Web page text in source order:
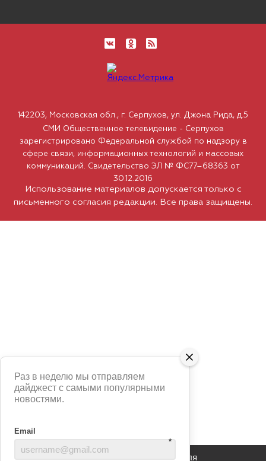
Использование материалов допускается только с
письменного согласия редакции. Все права защищены.
142203, Московская обл., г. Серпухов, ул. Джона Рида, д.5
СМИ Общественное телевидение - Серпухов
зарегистрировано Федеральной службой по надзору в
сфере связи, информационных технологий и массовых
коммуникаций. Свидетельство ЭЛ № ФС77–68363 от
30.12.2016
Раз в неделю мы отправляем
дайджест с самыми популярными
новостями.
Email
*
Сайт использует сервис Яндекс Метрика для